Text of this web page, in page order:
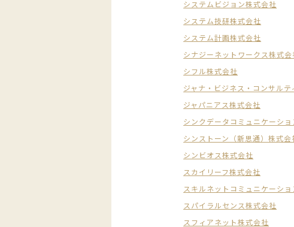
システムビジョン株式会社
システム技研株式会社
システム計画株式会社
シナジーネットワークス株式会
シフル株式会社
ジャナ・ビジネス・コンサルテ
ジャパニアス株式会社
シンクデータコミュニケーシ
シンストーン（新思通）株式会
シンビオス株式会社
スカイリーフ株式会社
スキルネットコミュニケーシ
スパイラルセンス株式会社
スフィアネット株式会社